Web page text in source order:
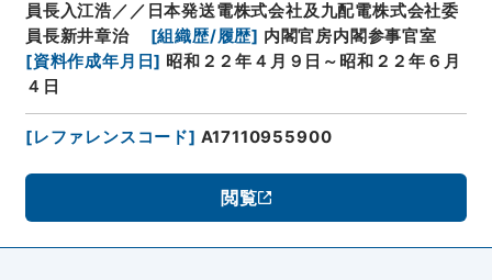
員長入江浩／／日本発送電株式会社及九配電株式会社委
員長新井章治
[組織歴/履歴] 内閣官房内閣参事官室
[資料作成年月日] 昭和２２年４月９日～昭和２２年６月
４日
[レファレンスコード] A17110955900
閲覧